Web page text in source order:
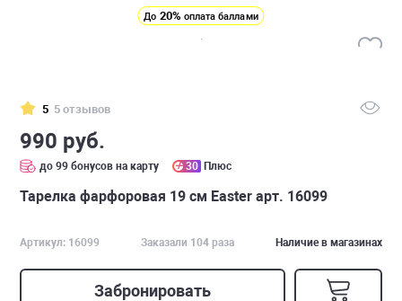
До 20% оплата баллами
5 5 отзывов
990 руб.
до 99 бонусов на карту 30 Плюс
Тарелка фарфоровая 19 см Easter арт. 16099
Артикул: 16099 Заказали 104 раза Наличие в магазинах
Забронировать